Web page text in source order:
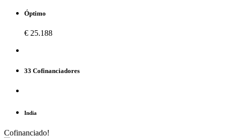
Óptimo
€ 25.188
33 Cofinanciadores
India
Cofinanciado!